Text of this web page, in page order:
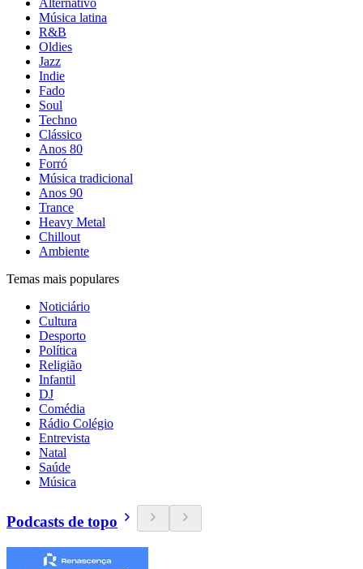
Alternativo
Música latina
R&B
Oldies
Jazz
Indie
Fado
Soul
Techno
Clássico
Anos 80
Forró
Música tradicional
Anos 90
Trance
Heavy Metal
Chillout
Ambiente
Temas mais populares
Noticiário
Cultura
Desporto
Política
Religião
Infantil
DJ
Comédia
Rádio Colégio
Entrevista
Natal
Saúde
Música
Podcasts de topo